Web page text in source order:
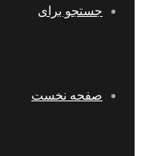
جستجو برای
صفحه نخست